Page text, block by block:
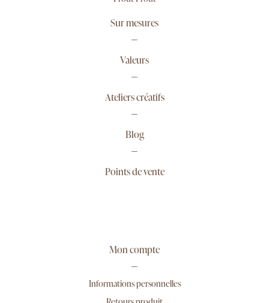
Sur mesures
Valeurs
Ateliers créatifs
Blog
Points de vente
Mon compte
Informations personnelles